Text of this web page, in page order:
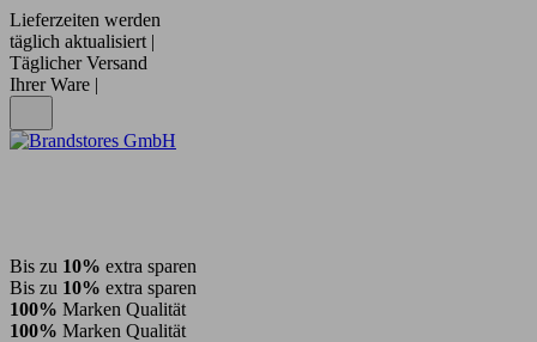
Lieferzeiten werden
täglich aktualisiert |
Täglicher Versand
Ihrer Ware |
Bis zu 10% extra sparen
Bis zu 10% extra sparen
100% Marken Qualität
100% Marken Qualität